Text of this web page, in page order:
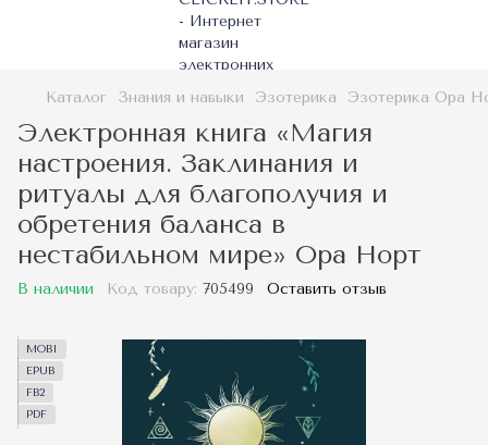
Каталог Знания и навыки Эзотерика Эзотерика Ора
Электронная книга «Магия
настроения. Заклинания и
ритуалы для благополучия и
обретения баланса в
нестабильном мире» Ора Норт
В наличии Код товару: 705499 Оставить отзыв
MOBI
EPUB
FB2
PDF